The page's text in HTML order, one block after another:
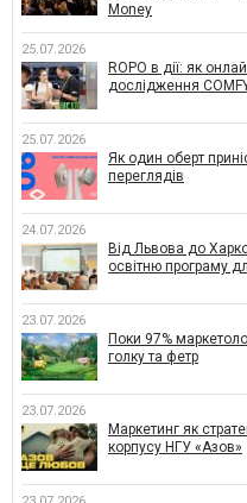
Money
25.07.2026
ROPO в дії: як
дослідження
25.07.2026
Як один оберт
переглядів
24.07.2026
Від Львова до
освітню програму
23.07.2026
Поки 97%
голку та фетр
23.07.2026
Маркетинг як
корпусу НГУ «Азов»